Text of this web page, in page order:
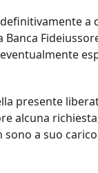
presente
alcuna
a suo